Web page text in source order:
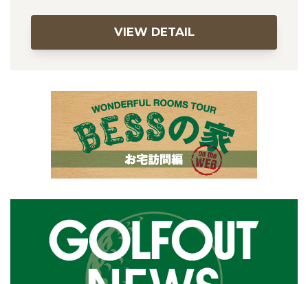
VIEW DETAIL